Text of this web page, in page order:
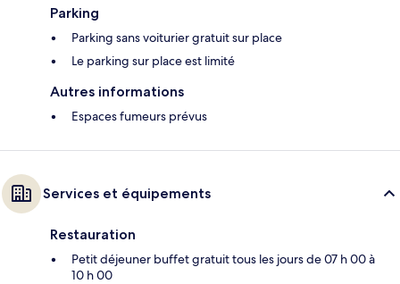
Parking
Parking sans voiturier gratuit sur place
Le parking sur place est limité
Autres informations
Espaces fumeurs prévus
Services et équipements
Restauration
Petit déjeuner buffet gratuit tous les jours de 07 h 00 à
10 h 00